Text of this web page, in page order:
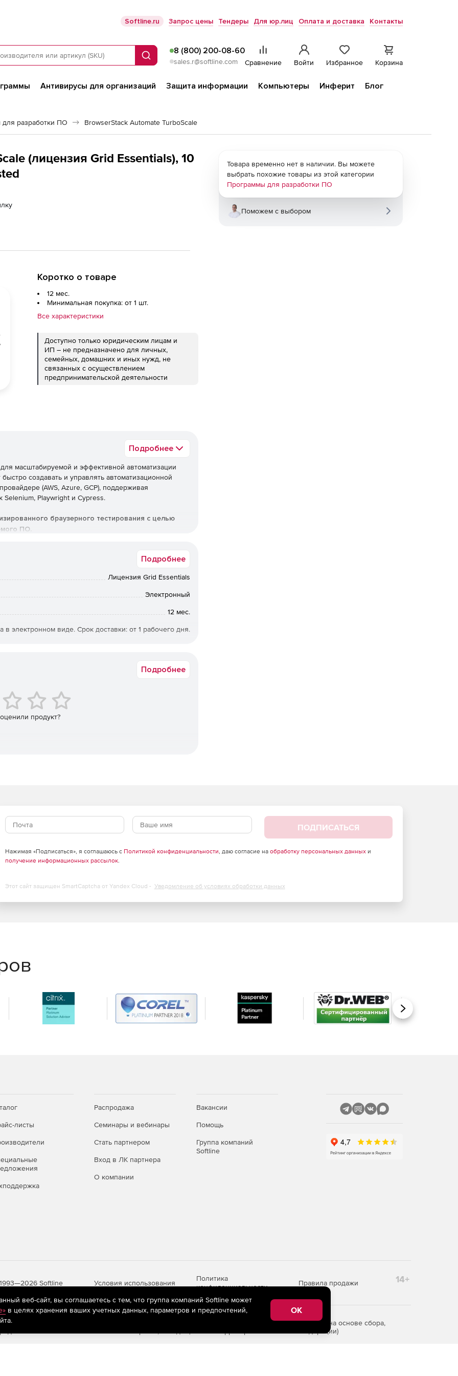
Softline.ru Запрос цены Тендеры Для юр.лиц Оплата и доставка Контакты
Поиск
8 (800) 200-08-60
sales.r@softline.com Сравнение Войти Избранное Корзина
Антивирусы для организаций Защита информации Компьютеры Инферит
Блог
разработки ПО BrowserStack Automate TurboScale
(лицензия Grid Essentials), 10
Коротко о товаре
12 мес.
Минимальная покупка: от 1 шт.
Все характеристики
Доступно только юридическим лицам и
ИП – не предназначено для личных,
семейных, домашних и иных нужд, не
связанных с осуществлением
предпринимательской деятельности
Подробнее
масштабируемой и эффективной автоматизации
создавать и управлять автоматизационной
(AWS, Azure, GCP), поддерживая
Selenium, Playwright и Cypress.
браузерного тестирования с целью
ПО.
TurboScale
сетки (Automation Grid) на выбранном облачном
и тысячи тестов параллельно на различных
проверки работоспособности,
логи, интерактивная отладка в реальном времени,
а также AI-аналитика сбоев для ускорения
анализа метрик и оптимизации
и проектов с интенсивными нагрузками на
и оптимизацию процессов
инфраструктуре с минимальными операционными
Подробнее
Лицензия Grid Essentials
Электронный
12 мес.
в электронном виде. Срок доставки: от 1 рабочего дня.
Подробнее
продукт?
Товара временно нет в наличии. Вы можете
выбрать похожие товары из этой категории
Программы для разработки ПО
Поможем с выбором
ПОДПИСАТЬСЯ
Нажимая «Подписаться», я соглашаюсь с Политикой конфиденциальности, даю согласие на обработку персональных данныхи
получение информационных рассылок.
Этот сайт защищен SmartCaptcha от Yandex Cloud - Уведомление об условиях обработки данных
Вперед
листы
Распродажа
Семинары и вебинары
Стать партнером
Вход в ЛК партнера
О компании
Вакансии
Помощь
Группа компаний
Softline
Softline Условия использования
Политика
конфиденциальности
Правила продажи 14+
(информационные технологии предоставления информации на основе сбора,
пользователей сети «Интернет», находящихся на территории Российской Федерации)
веб-сайт, вы соглашаетесь с тем, что группа компаний Softline может
в целях хранения ваших учетных данных, параметров и предпочтений,
OK